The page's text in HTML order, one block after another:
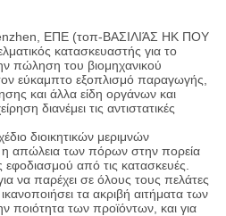
ΕΠΕ (τοπ-ΒΑΣΙΛΙΆΣ HK ΠΟΥ
κατασκευαστής για το
πώληση του βιομηχανικού
εύκαμπτο εξοπλισμό παραγωγής,
και άλλα είδη οργάνων και
διανέμει τις αντιστατικές
διοικητικών μεριμνών
η απώλεια των πόρων στην πορεία
από τις κατασκευές.
να παρέχει σε όλους τους πελάτες
τα ακριβή αιτήματα των
ποιότητα των προϊόντων, και για